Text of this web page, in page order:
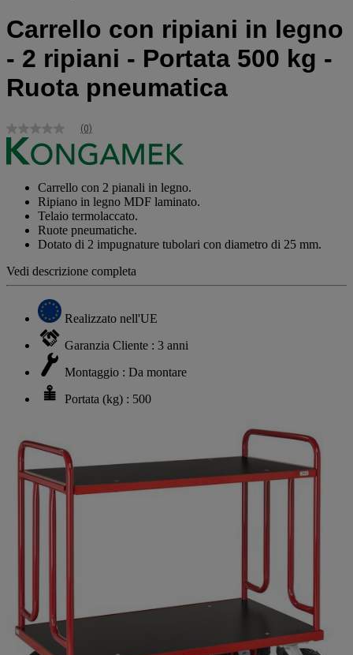
Carrello con ripiani in legno
- 2 ripiani - Portata 500 kg -
Ruota pneumatica
Nessuna
valutazione
Stesso
pagina.
(0)
Carrello con 2 pianali in legno.
Ripiano in legno MDF laminato.
Telaio termolaccato.
Ruote pneumatiche.
Dotato di 2 impugnature tubolari con diametro di 25 mm.
Vedi descrizione completa
Realizzato nell'UE
Garanzia Cliente : 3 anni
Montaggio : Da montare
Portata (kg) : 500